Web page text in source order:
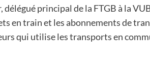
délégué principal de la FTGB à la
en train et les abonnements de
qui utilise les transports en